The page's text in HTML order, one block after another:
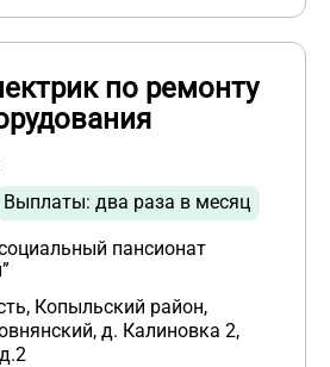
по ремонту
Выплаты: два раза в месяц
пансионат
Копыльский район,
д. Калиновка 2,